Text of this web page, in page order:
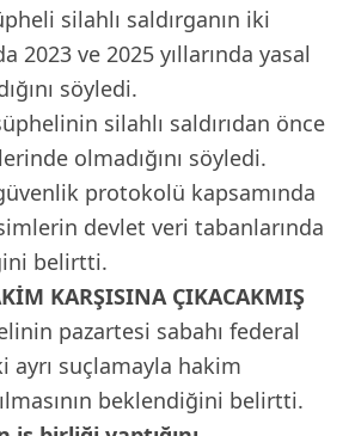
silahlı saldırganın iki
2023 ve 2025 yıllarında yasal
söyledi.
silahlı saldırıdan önce
olmadığını söyledi.
protokolü kapsamında
devlet veri tabanlarında
belirtti.
KARŞISINA ÇIKACAKMIŞ
pazartesi sabahı federal
ayrı suçlamayla hakim
beklendiğini belirtti.